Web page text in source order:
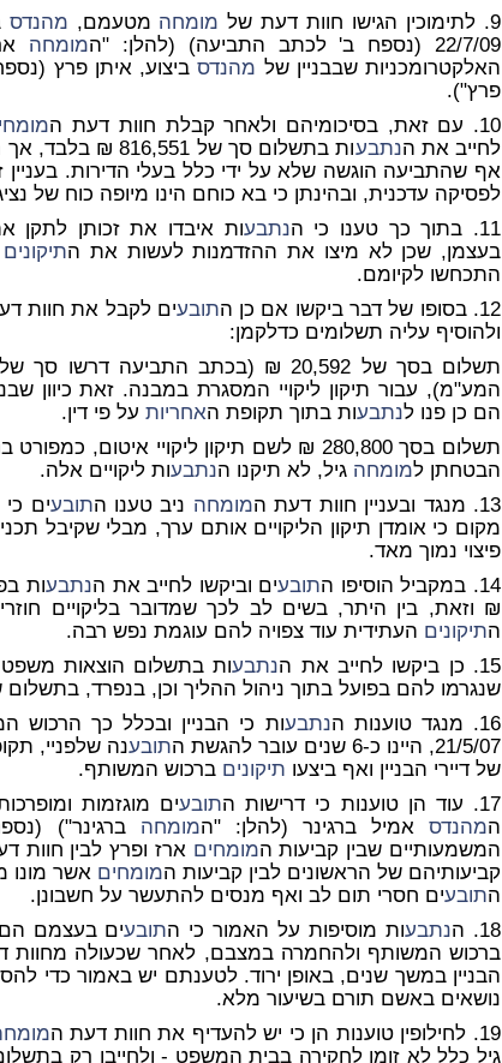
9. לתימוכין הגישו חוות דעת של
מומחה מטעמם, מהנדס
22/7/09 (נספח ב' לכתב התביעה) (להלן: "ה
מומחה
האלקטרומכניות שבבניין של מהנדסביצוע, איתן פרץ
פרץ").
10. עם זאת, בסיכומיהם ולאחר קבלת חוות דעת ה
לחייב את הנתבע
אף שהתביעה הוגשה שלא על ידי כלל בעלי הדירות.
לפסיקה עדכנית, ובהינתן כי בא כוחם הינו מיופה כוח של
11. בתוך כך טענו כי ה
נתבעות איבדו את זכותן לתקן
בעצמן, שכן לא מיצו את ההזדמנות לעשות את התיקונים
התכחשו לקיומם.
12. בסופו של דבר ביקשו אם כן ה
תובעים לקבל את חוות
ולהוסיף עליה תשלומים כדלקמן:
תשלום בסך של 20,592 ₪ (בכתב התביעה דרשו סך של 18,720 ₪. השינוי נעוץ בשינוי
המע"מ), עבור תיקון ליקויי המסגרת במבנה. זאת כיוון
הם כן פנו לנתבעות בתוך תקופת האחריות על פי דין.
תשלום בסך 280,800 ₪ לשם תיקון ליקויי איטום, כמפורט בחוות דעת ה
הבטחתן למומחה גיל, לא תיקנו הנתבעות ליקויים אלה.
13. מנגד ובעניין חוות דעת ה
מומחה ניב טענו התובעים כי
מקום כי אומדן תיקון הליקויים אותם ערך, מבלי שקיבל
פיצוי נמוך מאד.
14. במקביל הוסיפו ה
תובעים וביקשו לחייב את הנתבע
₪ וזאת, בין היתר, בשים לב לכך שמדובר בליקויים
התיקונים העתידית עוד צפויה להם עוגמת נפש רבה.
15. כן ביקשו לחייב את ה
נתבעות בתשלום הוצאות
שנגרמו להם בפועל בתוך ניהול ההליך וכן, בנפרד, בתשלום
16. מנגד טוענות ה
נתבעות כי הבניין ובכלל כך הרכוש
21/5/07, היינו כ-6 שנים עובר להגשת ה
תובענה שלפניי,
של דיירי הבניין ואף ביצעו תיקונים ברכוש המשותף.
17. עוד הן טוענות כי דרישות ה
תובעים מוגזמות
המהנדסאמיל ברגינר (להלן: "המומחה
המשמעותיים שבין קביעות המומחים ארז ופרץ לבין חוות
קביעותיהם של הראשונים לבין קביעות המומחים אשר
התובעים חסרי תום לב ואף מנסים להתעשר על חשבונן.
18. ה
נתבעות מוסיפות על האמור כי התובעים בעצמם הם
ברכוש המשותף ולהחמרה במצבם, לאחר שכעולה מחוות
הבניין במשך שנים, באופן ירוד. לטענתם יש באמור כדי
נושאים באשם תורם בשיעור מלא.
19. לחילופין טוענות הן כי יש להעדיף את חוות דעת ה
גיל כלל לא זומן לחקירה בבית המשפט - ולחייבן רק